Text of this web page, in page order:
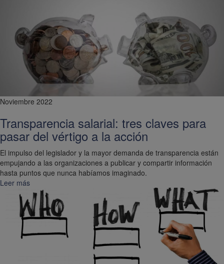
Noviembre 2022
Transparencia salarial: tres claves para
pasar del vértigo a la acción
El impulso del legislador y la mayor demanda de transparencia están
empujando a las organizaciones a publicar y compartir información
hasta puntos que nunca habíamos imaginado.
Leer más